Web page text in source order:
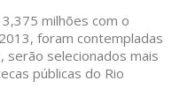
milhões com o
foram contempladas
serão selecionados mais
públicas do Rio